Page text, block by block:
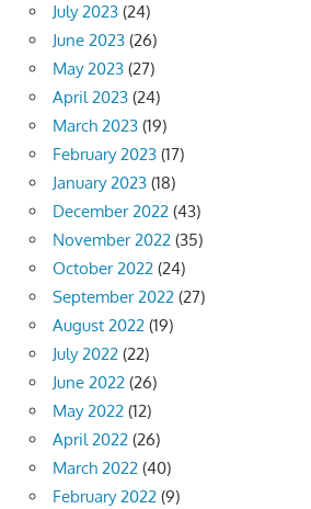
July 2023 (24)
June 2023 (26)
May 2023 (27)
April 2023 (24)
March 2023 (19)
February 2023 (17)
January 2023 (18)
December 2022 (43)
November 2022 (35)
October 2022 (24)
September 2022 (27)
August 2022 (19)
July 2022 (22)
June 2022 (26)
May 2022 (12)
April 2022 (26)
March 2022 (40)
February 2022 (9)